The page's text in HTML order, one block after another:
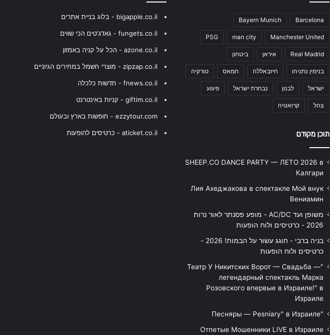
Barcelona
Bayern Munich
Manchester United
man city
PSG
Real Madrid איראן ביטחון
בנימין נתניהו חיזבאללה חמאס טורקיה
ישראל לבנון נבחרת ישראל פיגוע
צהל קרואטיה
תוכן מקודם
SHEEP.CO DANCE PARTY — ЛЕТО 2026 в
Калгари
Лия Ахеджакова в спектакле Мой внук
Вениамин
משופן ועד AC/DC - מופע פסנתר לאור נרות
2026 - כרטיסים ולוח הופעות
בניה ברבי - חוגג עשור על הבמות! 2026 -
כרטיסים ולוח הופעות
"Театр У Никитских Ворот — Свадьба —
легендарный спектакль Марка
Розовского впервые в Израиле!" в
Израиле
"Песняры — Pesniary" в Израиле
Отпетые Мошенники LIVE в Израиле
bigapple.co.il - בלוג בניית אתרים
fungets.co.il - גאדג'טים הכי שווים
azone.co.il - הכל על קניה באמזון
zipzap.co.il - מוצרי חשמל במחירים הגיוניים
fnews.co.il - חדשות כלכלה
giftim.co.il - קניות באינטרנט
ezzytour.com - חופשות בארץ ובעולם
aticket.co.il - כרטיסים להופעות